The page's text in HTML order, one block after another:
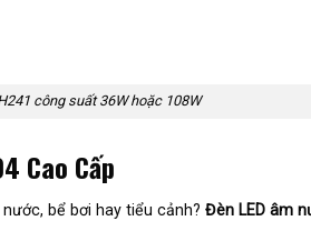
công suất 36W hoặc 108W
Cao Cấp
bể bơi hay tiểu cảnh? Đèn LED âm